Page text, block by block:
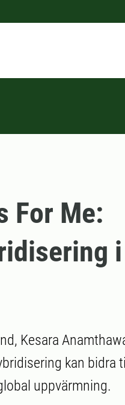
For Me:
Kesara
kan bidra till
uppvärmning.